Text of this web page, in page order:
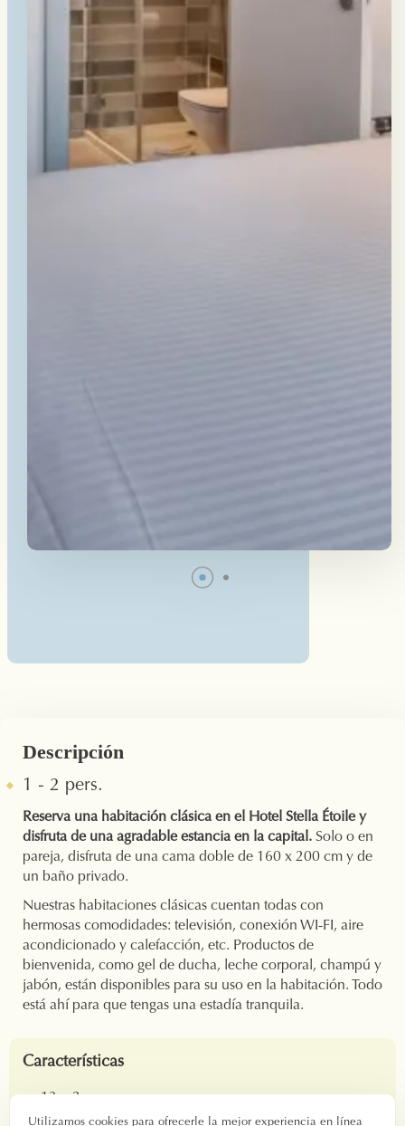
Descripción
1 - 2 pers.
Reserva una habitación clásica en el Hotel Stella Étoile y
disfruta de una agradable estancia en la capital. Solo o en
pareja, disfruta de una cama doble de 160 x 200 cm y de
un baño privado.
Nuestras habitaciones clásicas cuentan todas con
hermosas comodidades: televisión, conexión WI-FI, aire
acondicionado y calefacción, etc. Productos de
bienvenida, como gel de ducha, leche corporal, champú y
jabón, están disponibles para su uso en la habitación. Todo
está ahí para que tengas una estadía tranquila.
Características
13 m2
1 a 2 personas
Utilizamos cookies para ofrecerle la mejor experiencia en línea